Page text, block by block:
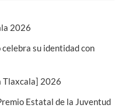
2026
su identidad con
Tlaxcala] 2026
Estatal de la Juventud